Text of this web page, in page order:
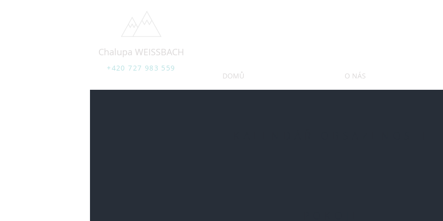
Chalupa WEISSBACH
+420 727 983 559
DOMŮ
O NÁS